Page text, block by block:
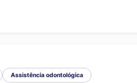
Assistência odontológica